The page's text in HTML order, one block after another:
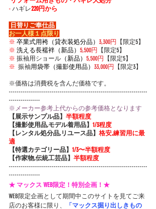
- ハギレ220円から
日替りご奉仕品
お一人様１点限り
※ 卒業式用袴（貸衣装処分品） 3,300円 【限定5】
※ 洗える長襦袢（新品） 5,500円 【限定5】
※ 振袖用ショール （新品） 5,500円 【限定5】
※ 振袖用袋帯（撮影使用品） 33,000円 【限定3】
※価格は消費税を含んだ価格です。
-----------------------------------------------------------------------
----------------
※メーカー参考上代からの参考価格となります
【展示サンプル品】 半額程度
【撮影使用品,モデル着用品】 1/3程度
【レンタル処分品,リユース品】 格安,練習用に最
適
【特選カテゴリー品】 1/3〜半額程度
【作家物,伝統工芸品】 半額程度
-----------------------------------------------------------------------
----------------
★ マックス WEB限定！特別企画！★
WEB限定企画として期間中このサイトを見てご来
店のお客様に限り、
「マックス掘り出しきもの